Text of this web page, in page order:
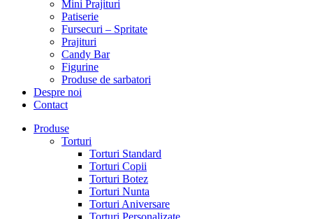
Mini Prajituri
Patiserie
Fursecuri – Spritate
Prajituri
Candy Bar
Figurine
Produse de sarbatori
Despre noi
Contact
Produse
Torturi
Torturi Standard
Torturi Copii
Torturi Botez
Torturi Nunta
Torturi Aniversare
Torturi Personalizate